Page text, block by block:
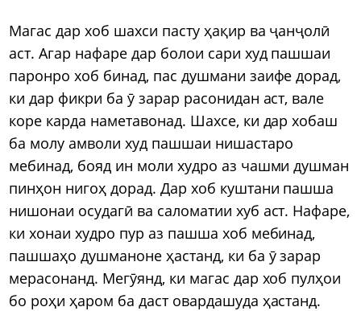
Магас дар хоб шахси пасту ҳақир ва ҷанҷолӣ
аст. Агар нафаре дар болои сари худ пашшаи
паронро хоб бинад, пас душмани заифе дорад,
ки дар фикри ба ӯ зарар расонидан аст, вале
коре карда наметавонад. Шахсе, ки дар хобаш
ба молу амволи худ пашшаи нишастаро
мебинад, бояд ин моли худро аз чашми душман
пинҳон нигоҳ дорад. Дар хоб куштани пашша
нишонаи осудагӣ ва саломатии хуб аст. Нафаре,
ки хонаи худро пур аз пашша хоб мебинад,
пашшаҳо душманоне ҳастанд, ки ба ӯ зарар
мерасонанд. Мегӯянд, ки магас дар хоб пулҳои
бо роҳи ҳаром ба даст овардашуда ҳастанд.